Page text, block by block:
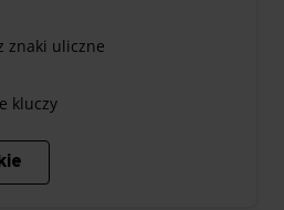
znaki uliczne
kluczy